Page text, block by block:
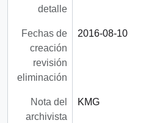
detalle
Fechas de
creación
revisión
eliminación
2016-08-10
Nota del
archivista
KMG